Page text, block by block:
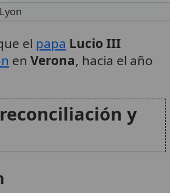
Lyon
el papa Lucio III
en Verona, hacia el año
y